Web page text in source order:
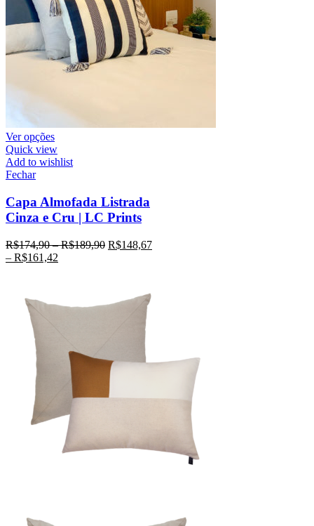
Ver opções
Quick view
Add to wishlist
Fechar
Capa Almofada Listrada
Cinza e Cru | LC Prints
R$174,90–R$189,90 R$148,67
– R$161,42